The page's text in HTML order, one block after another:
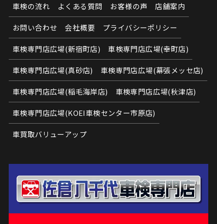
車検の流れ よくある質問 お客様の声 店舗案内
お問い合わせ 会社概要 プライバシーポリシー
車検専門店広場(新宿町店) 車検専門店広場(幸町店)
車検専門店広場(真砂店) 車検専門店広場(幕張メッセ店)
車検専門店広場(稲毛海岸店) 車検専門店広場(秋津店)
車検専門店広場(KOEI車検センター市原店)
車買取バリューアップ